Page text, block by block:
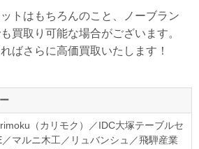
トはもちろんのこと、ノーブラン
買取り可能な場合がございます。
ばさらに高価買取いたします！
（カリモク）／IDC大塚テーブルセ
マルニ木工／リュバンシュ／飛騨産業